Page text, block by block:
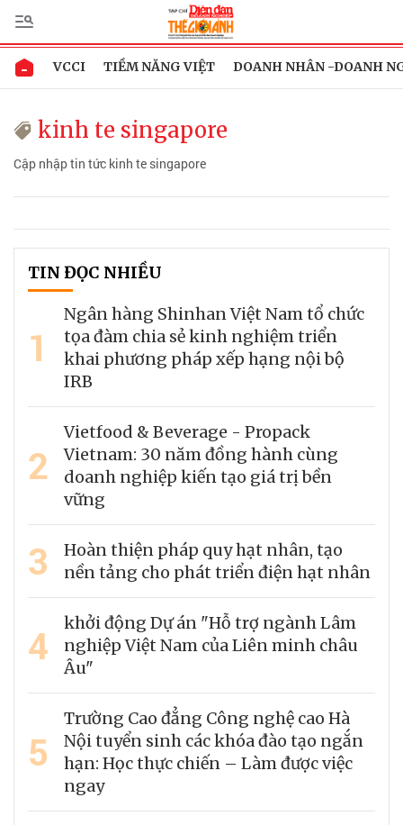
VCCI TIỀM NĂNG VIỆT DOANH NHÂN -DOANH
kinh te singapore
Cập nhập tin tức kinh te singapore
TIN ĐỌC NHIỀU
1
Ngân hàng Shinhan Việt Nam tổ chức
tọa đàm chia sẻ kinh nghiệm triển
khai phương pháp xếp hạng nội bộ
IRB
2
Vietfood & Beverage - Propack
Vietnam: 30 năm đồng hành cùng
doanh nghiệp kiến tạo giá trị bền
vững
3
Hoàn thiện pháp quy hạt nhân, tạo
nền tảng cho phát triển điện hạt nhân
4
khởi động Dự án "Hỗ trợ ngành Lâm
nghiệp Việt Nam của Liên minh châu
Âu"
5
Trường Cao đẳng Công nghệ cao Hà
Nội tuyển sinh các khóa đào tạo ngắn
hạn: Học thực chiến – Làm được việc
ngay